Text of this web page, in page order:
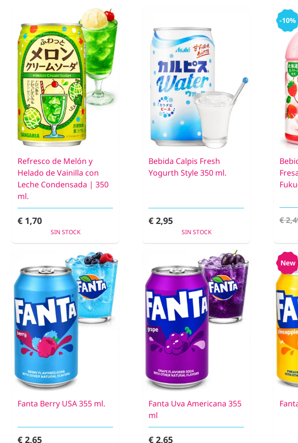
Refresco de Melón y
Helado de Vainilla con
Leche Condensada | 350
ml.
€ 1,70
SIN STOCK
Bebida Calpis Fresh
Yogurth Style 350 ml.
€ 2,95
SIN STOCK
-10%
€
Fanta Berry USA 355 ml.
€ 2,65
Fanta Uva Americana 355
ml
€ 2,65
New